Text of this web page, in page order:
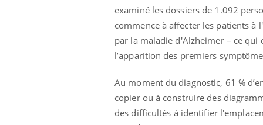
examiné les dossiers de 1.092
commence à affecter les patients à
par la maladie d'Alzheimer – ce qui
l’apparition des premiers
Au moment du diagnostic, 61 %
copier ou à construire des
des difficultés à identifier